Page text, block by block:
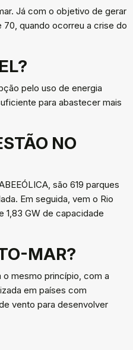
Já com o objetivo de gerar
quando ocorreu a crise do
pelo uso de energia
para abastecer mais
NO
são 619 parques
Em seguida, vem o Rio
1,83 GW de capacidade
MAR?
mesmo princípio, com a
em países com
vento para desenvolver